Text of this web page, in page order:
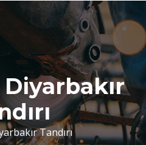
Diyarbakır
Tandırı